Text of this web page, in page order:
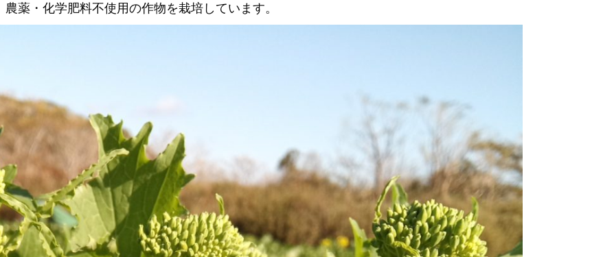
農薬・化学肥料不使用の作物を栽培しています。